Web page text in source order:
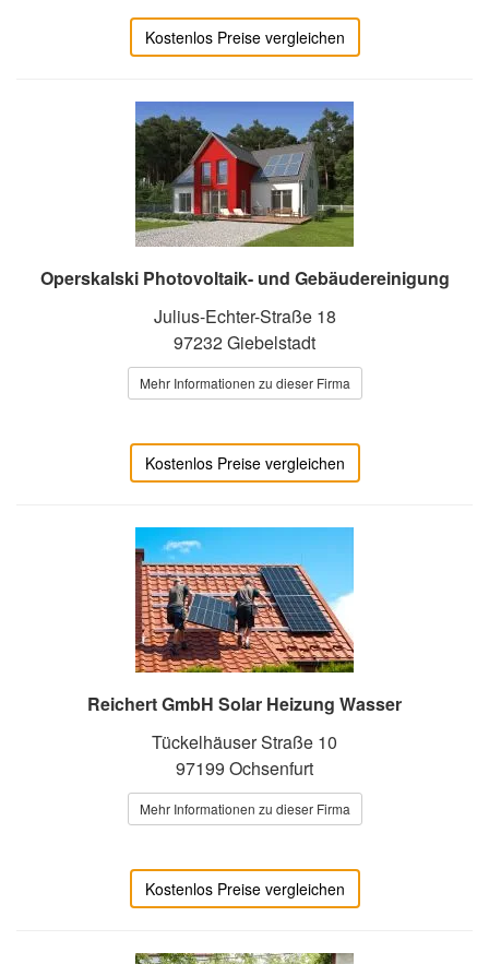
Kostenlos Preise vergleichen
Operskalski Photovoltaik- und Gebäudereinigung
Julius-Echter-Straße 18
97232 Giebelstadt
Mehr Informationen zu dieser Firma
Kostenlos Preise vergleichen
Reichert GmbH Solar Heizung Wasser
Tückelhäuser Straße 10
97199 Ochsenfurt
Mehr Informationen zu dieser Firma
Kostenlos Preise vergleichen